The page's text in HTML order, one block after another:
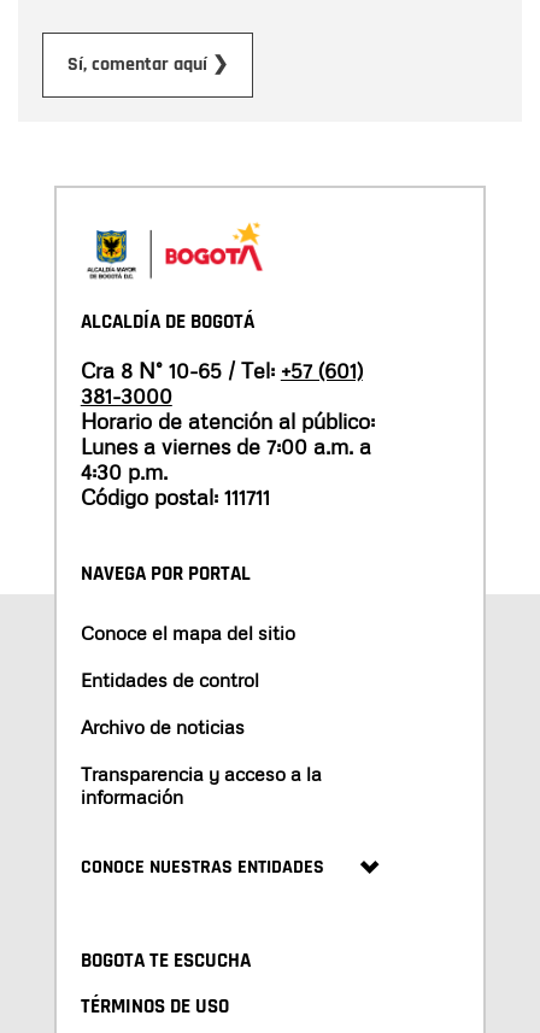
Sí, comentar aquí ❯
ALCALDÍA DE BOGOTÁ
Cra 8 N° 10-65 / Tel: +57 (601)
381-3000
Horario de atención al público:
Lunes a viernes de 7:00 a.m. a
4:30 p.m.
Código postal: 111711
NAVEGA POR PORTAL
Conoce el mapa del sitio
Entidades de control
Archivo de noticias
Transparencia y acceso a la
información
CONOCE NUESTRAS ENTIDADES
BOGOTA TE ESCUCHA
TÉRMINOS DE USO